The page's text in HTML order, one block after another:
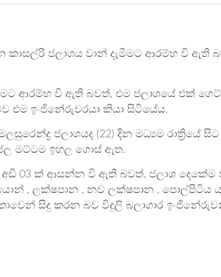
කාසල්රි ජලාශය වාන් දැමිමට ආරම්භ වි ඇති
ආරම්භ වි ඇති බවත්, එම ජලාශයේ එක්
එම ඉංජිනේරුවරයා කියා සිටියේය.
ජලාශයද (22) දින මධ්‍යම රාත්‍රියේ
මට්ටම ඉහල ගොස් ඇත.
අඩි 03 ක් ආසන්න වි ඇති බවත්, ජලාශ දෙකේම
, ලක්ෂපාන , නව ලක්ෂපාන , පොල්පිටිය
සිදු කරන බව විදුලි බලාගාර